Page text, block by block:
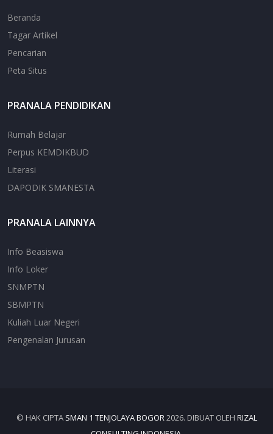
Beranda
Tagar Artikel
Pencarian
Peta Situs
PRANALA PENDIDIKAN
Rumah Belajar
Perpus KEMDIKBUD
Literasi
DAPODIK SMANESTA
PRANALA LAINNYA
Info Beasiswa
Info Loker
SNMPTN
SBMPTN
Kuliah Luar Negeri
Pengenalan Jurusan
© HAK CIPTA SMAN 1 TENJOLAYA BOGOR2026. DIBUAT OLEH RIZAL